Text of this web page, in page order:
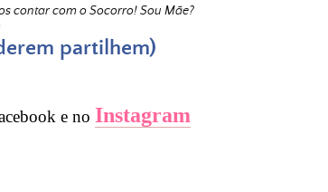
contar com o Socorro! Sou Mãe?
partilhem)
e no Instagram